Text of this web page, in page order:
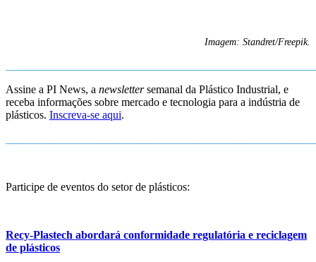
Imagem: Standret/Freepik.
Assine a PI News, a newslettersemanal da Plástico Industrial, e
receba informações sobre mercado e tecnologia para a indústria de
plásticos. Inscreva-se aqui.
Participe de eventos do setor de plásticos:
Recy-Plastech abordará conformidade regulatória e reciclagem
de plásticos